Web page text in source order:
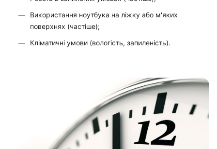
Використання ноутбука на ліжку або м'яких
поверхнях (частіше);
Кліматичні умови (вологість, запиленість).